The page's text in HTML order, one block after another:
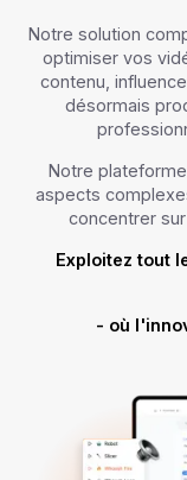
Notre solution
optimiser vos
contenu,
désormais
Notre
aspects
concentrer
Exploitez tout
- où